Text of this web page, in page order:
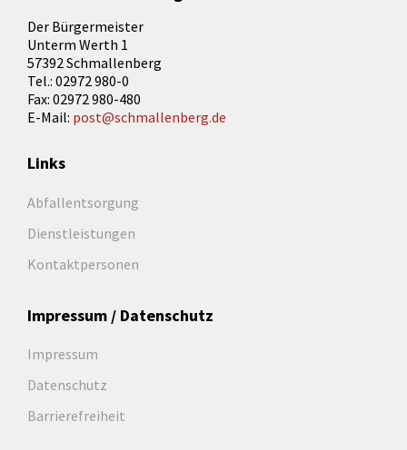
Der Bürgermeister
Unterm Werth 1
57392 Schmallenberg
Tel.: 02972 980-0
Fax: 02972 980-480
E-Mail: post@schmallenberg.de
Links
Abfallentsorgung
Dienstleistungen
Kontaktpersonen
Impressum / Datenschutz
Impressum
Datenschutz
Barrierefreiheit